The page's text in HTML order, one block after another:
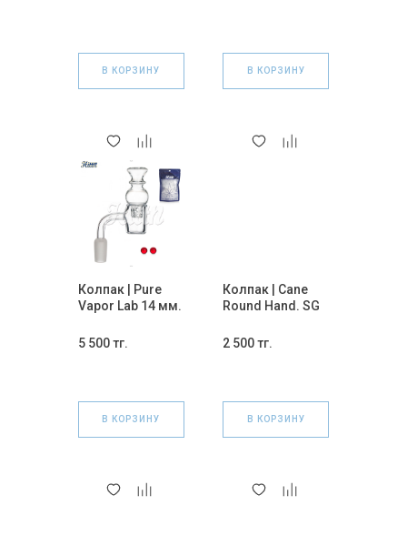
В КОРЗИНУ В КОРЗИНУ
Колпак | Pure
Vapor Lab 14 мм.
5 500 тг.
В КОРЗИНУ
Колпак | Cane
Round Hand. SG
2 500 тг.
В КОРЗИНУ